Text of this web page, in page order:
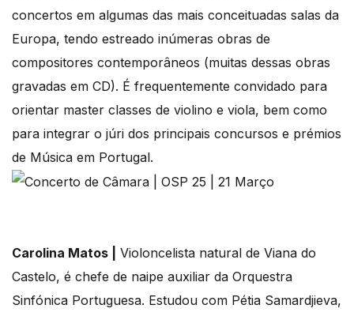
concertos em algumas das mais conceituadas salas da
Europa, tendo estreado inúmeras obras de
compositores contemporâneos (muitas dessas obras
gravadas em CD). É frequentemente convidado para
orientar master classes de violino e viola, bem como
para integrar o júri dos principais concursos e prémios
de Música em Portugal.
Carolina Matos |
Violoncelista natural de Viana do
Castelo, é chefe de naipe auxiliar da Orquestra
Sinfónica Portuguesa. Estudou com Pétia Samardjieva,